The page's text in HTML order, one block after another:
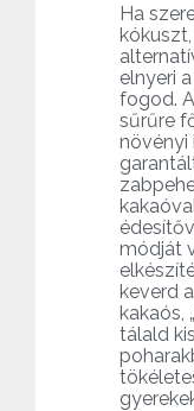
Ha
elnyeri
fogod.
sűrűre
növényi
módját
keverd
kakaós,
tálald